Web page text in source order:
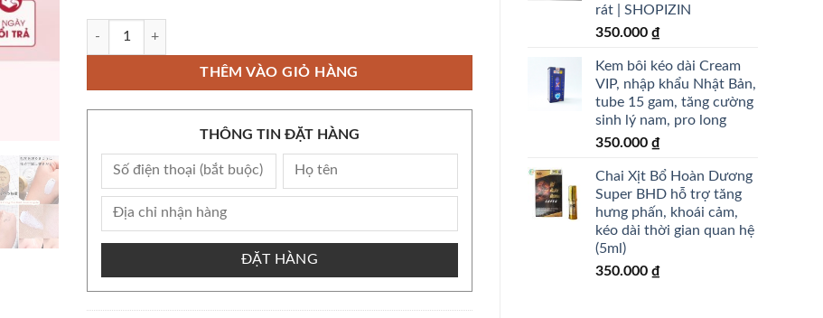
rát | SHOPIZIN
350.000 ₫
Kem bôi kéo dài Cream
VIP, nhập khẩu Nhật Bản,
tube 15 gam, tăng cường
sinh lý nam, pro long
350.000 ₫
Chai Xịt Bổ Hoàn Dương
Super BHD hỗ trợ tăng
hưng phấn, khoái cảm,
kéo dài thời gian quan hệ
(5ml)
350.000 ₫
Còn kho Bộ Kem lót che phủ lỗ chân lông thoáng nhẹ Canmake Poreless Airy Base 9g - Nội địa Nhật Bản - shopizin số lượng
THÊM VÀO GIỎ HÀNG
THÔNG TIN ĐẶT HÀNG
ĐẶT HÀNG